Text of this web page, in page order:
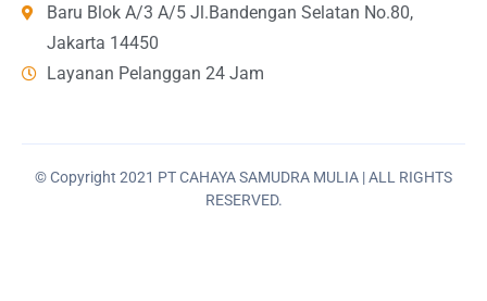
Baru Blok A/3 A/5 Jl.Bandengan Selatan No.80,
Jakarta 14450
Layanan Pelanggan 24 Jam
© Copyright 2021 PT CAHAYA SAMUDRA MULIA | ALL RIGHTS
RESERVED.